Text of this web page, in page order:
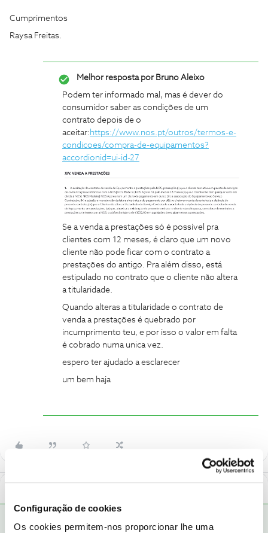
Configuração de cookies
Os cookies permitem-nos proporcionar lhe uma
Cumprimentos
Raysa Freitas.
Melhor resposta porBruno Aleixo
Podem ter informado mal, mas é dever do
consumidor saber as condições de um
contrato depois de o
aceitar: https://www.nos.pt/outros/termos-e-
condicoes/compra-de-equipamentos?
accordionid=ui-id-27
Se a venda a prestações só é possível pra
clientes com 12 meses, é claro que um novo
cliente não pode ficar com o contrato a
prestações do antigo. Pra além disso, está
estipulado no contrato que o cliente não altera
a titularidade.
Quando alteras a titularidade o contrato de
venda a prestações é quebrado por
incumprimento teu, e por isso o valor em falta
é cobrado numa unica vez.
espero ter ajudado a esclarecer
um bem haja
Bruno Aleixo Forum|Forum|1 year ago